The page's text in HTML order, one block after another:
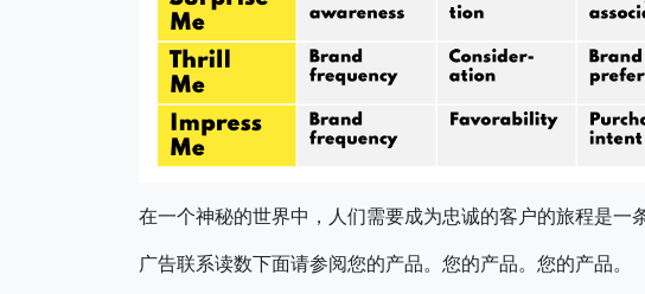
在一个神秘的世界中，人们需要成为忠诚的客户的旅程是一
广告联系读数下面请参阅您的产品。您的产品。您的产品。